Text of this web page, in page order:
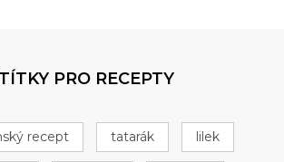
PRO RECEPTY
recept tatarák lilek